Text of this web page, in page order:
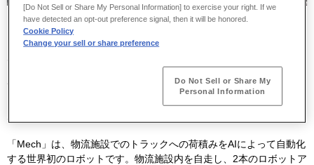
Mech」に搭載されたロボット
アーム
トラックへの荷積みの様子
（デクステリティ）と戦略的提携を結
び、トラックへの自動荷積みを行う同社のAI バンニングロボット
「Mech 」は、物流施設でのトラックへの荷積みをAIによって自動化
する世界初のロボットです。物流施設内を自走し、 2本のロボットア
[Do Not Sell or Share My Personal Information] to exercise your right. If we
have detected an opt-out preference signal, then it will be honored.
Cookie Policy
Change your sell or share preference
Do Not Sell or Share My
Personal Information